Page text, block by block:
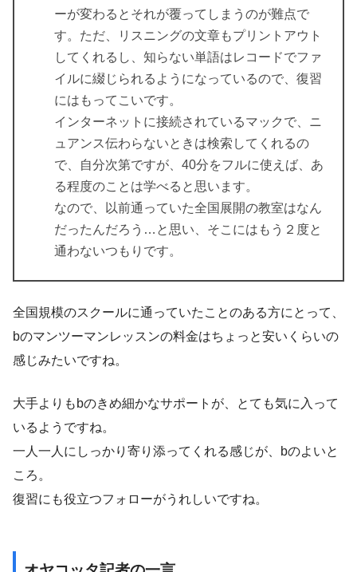
ーが変わるとそれが覆ってしまうのが難点で
す。ただ、リスニングの文章もプリントアウト
してくれるし、知らない単語はレコードでファ
イルに綴じられるようになっているので、復習
にはもってこいです。
インターネットに接続されているマックで、ニ
ュアンス伝わらないときは検索してくれるの
で、自分次第ですが、40分をフルに使えば、あ
る程度のことは学べると思います。
なので、以前通っていた全国展開の教室はなん
だったんだろう…と思い、そこにはもう２度と
通わないつもりです。
全国規模のスクールに通っていたことのある方にとって、
bのマンツーマンレッスンの料金はちょっと安いくらいの
感じみたいですね。
大手よりもbのきめ細かなサポートが、とても気に入って
いるようですね。
一人一人にしっかり寄り添ってくれる感じが、bのよいと
ころ。
復習にも役立つフォローがうれしいですね。